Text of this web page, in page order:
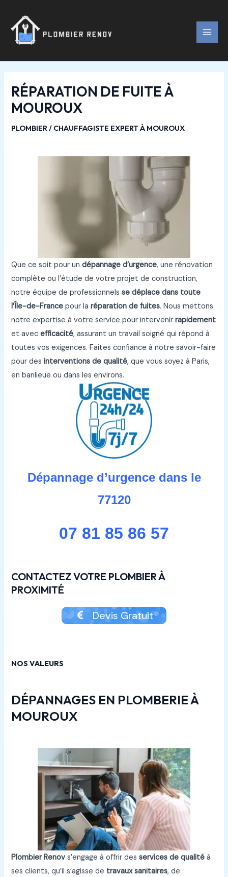
contenu
RÉPARATION DE FUITE À
MOUROUX
PLOMBIER / CHAUFFAGISTE EXPERT À MOUROUX
Que ce soit pour undépannage d’urgence, une rénovation
complète ou l’étude de votre projet de construction,
notre équipe de professionnelsse déplace dans toute
l’Île-de-France pour laréparation de fuites. Nous mettons
notre expertise à votre service pour intervenirrapidement
et avecefficacité, assurant un travail soigné qui répond à
toutes vos exigences. Faites confiance à notre savoir-faire
pour desinterventions de qualité, que vous soyez à Paris,
en banlieue ou dans les environs.
Dépannage d’urgence dans le
77120
07 81 85 86 57
CONTACTEZ VOTRE PLOMBIER À
PROXIMITÉ
Devis Gratuit
NOS VALEURS
DÉPANNAGES EN PLOMBERIE À
MOUROUX
Plombier Renov s’engage à offrir desservices de qualité à
ses clients, qu’il s’agisse de travaux sanitaires, de
articles